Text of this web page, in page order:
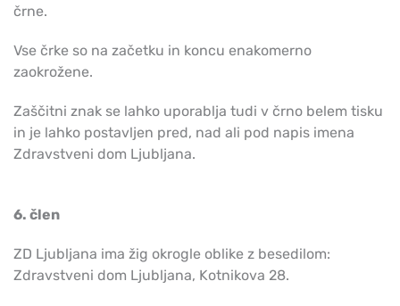
črne.
Vse črke so na začetku in koncu enakomerno
zaokrožene.
Zaščitni znak se lahko uporablja tudi v črno belem tisku
in je lahko postavljen pred, nad ali pod napis imena
Zdravstveni dom Ljubljana.
6. člen
ZD Ljubljana ima žig okrogle oblike z besedilom:
Zdravstveni dom Ljubljana, Kotnikova 28.